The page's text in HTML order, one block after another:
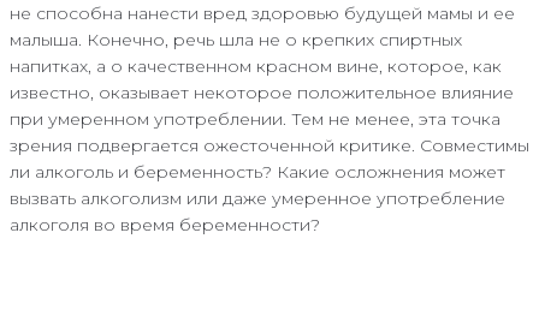
не способна нанести вред здоровью будущей мамы и ее
малыша. Конечно, речь шла не о крепких спиртных
напитках, а о качественном красном вине, которое, как
известно, оказывает некоторое положительное влияние
при умеренном употреблении. Тем не менее, эта точка
зрения подвергается ожесточенной критике. Совместимы
ли алкоголь и беременность? Какие осложнения может
вызвать алкоголизм или даже умеренное употребление
алкоголя во время беременности?